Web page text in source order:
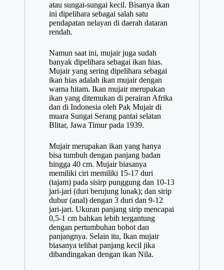
atau sungai-sungai kecil. Bisanya ikan
ini dipelihara sebagai salah satu
pendapatan nelayan di daerah dataran
rendah.
Namun saat ini, mujair juga sudah
banyak dipelihara sebagai ikan hias.
Mujair yang sering dipelihara sebagai
ikan hias adalah ikan mujair dengan
warna hitam. Ikan mujair merupakan
ikan yang ditemukan di perairan Afrika
dan di Indonesia oleh Pak Mujair di
muara Sungai Serang pantai selatan
Blitar, Jawa Timur pada 1939.
Mujair merupakan ikan yang hanya
bisa tumbuh dengan panjang badan
hingga 40 cm. Mujair biasanya
memiliki ciri memiliki 15-17 duri
(tajam) pada sisirp punggung dan 10-13
jari-jari (duri berujung lunak); dan sirip
dubur (anal) dengan 3 duri dan 9-12
jari-jari. Ukuran panjang sirip mencapai
0,5-1 cm bahkan lebih tergantung
dengan pertumbuhan bobot dan
panjangnya. Selain itu, Ikan mujair
biasanya telihat panjang kecil jika
dibandingakan dengan ikan Nila.